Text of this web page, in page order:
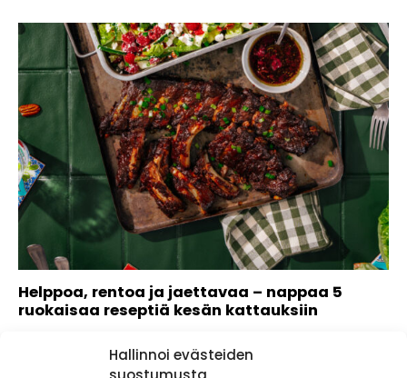
Hallinnoi evästeiden
suostumusta
Helppoa, rentoa ja jaettavaa – nappaa 5
ruokaisaa reseptiä kesän kattauksiin
riittävät simppelit mutta sitäkin herkullisemmat pääruoat